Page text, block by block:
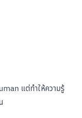
แต่ทำให้ความรู้